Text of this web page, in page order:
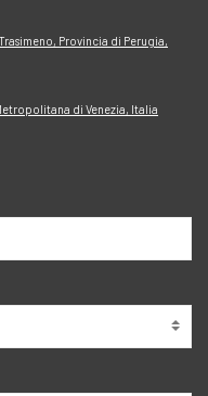
Provincia di Perugia,
di Venezia, Italia